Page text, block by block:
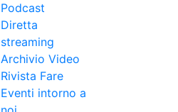
Podcast
Diretta
streaming
Archivio Video
Rivista Fare
Eventi intorno a